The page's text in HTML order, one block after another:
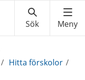
/ Hitta förskolor /